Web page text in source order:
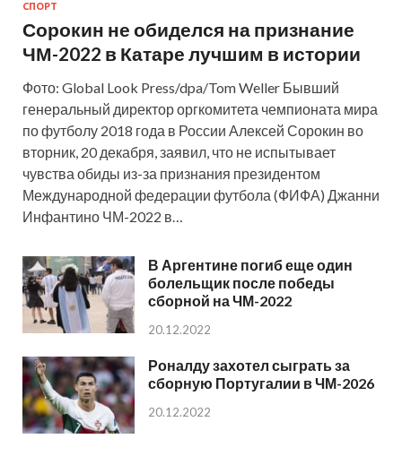
СПОРТ
Сорокин не обиделся на признание
ЧМ-2022 в Катаре лучшим в истории
Фото: Global Look Press/dpa/Tom Weller Бывший
генеральный директор оргкомитета чемпионата мира
по футболу 2018 года в России Алексей Сорокин во
вторник, 20 декабря, заявил, что не испытывает
чувства обиды из-за признания президентом
Международной федерации футбола (ФИФА) Джанни
Инфантино ЧМ-2022 в…
В Аргентине погиб еще один
болельщик после победы
сборной на ЧМ-2022
20.12.2022
Роналду захотел сыграть за
сборную Португалии в ЧМ-2026
20.12.2022